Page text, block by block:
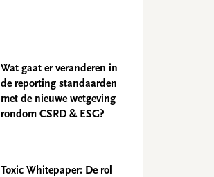
Wat gaat er veranderen in
de reporting standaarden
met de nieuwe wetgeving
rondom CSRD & ESG?
Toxic Whitepaper: De rol